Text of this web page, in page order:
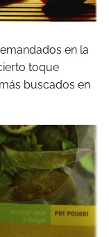
en la
toque
buscados en